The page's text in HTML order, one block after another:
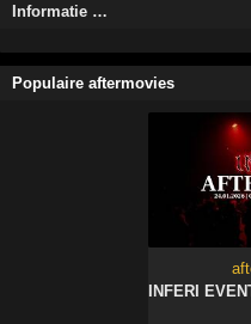
Informatie …
Populaire aftermovies
INFERI